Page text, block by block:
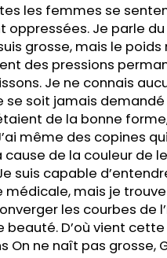
les femmes se
oppressées. Je parle
grosse, mais le poids
des pressions
Je ne connais
se soit jamais demandé
de la bonne
même des copines qui
de la couleur de
suis capable
médicale, mais je
les courbes de
beauté. D’où vient
On ne naît pas grosse,